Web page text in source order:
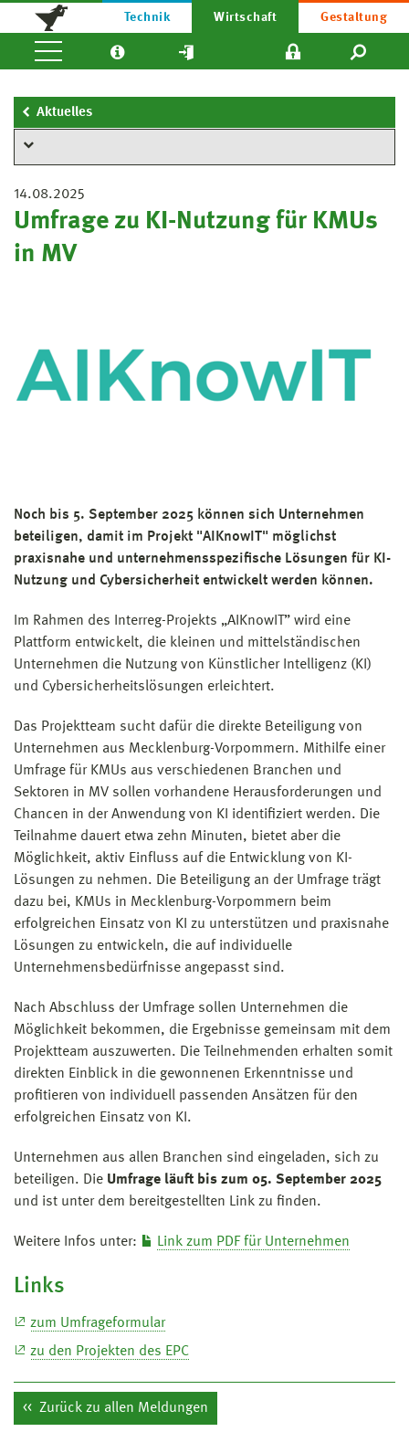
Technik Wirtschaft Gestaltung
Aktuelles
14.08.2025
Umfrage zu KI-Nutzung für KMUs
in MV
Noch bis 5. September 2025 können sich Unternehmen
beteiligen, damit im Projekt "AIKnowIT" möglichst
praxisnahe und unternehmensspezifische Lösungen für KI-
Nutzung und Cybersicherheit entwickelt werden können.
Im Rahmen des Interreg-Projekts „AIKnowIT” wird eine
Plattform entwickelt, die kleinen und mittelständischen
Unternehmen die Nutzung von Künstlicher Intelligenz (KI)
und Cybersicherheitslösungen erleichtert.
Das Projektteam sucht dafür die direkte Beteiligung von
Unternehmen aus Mecklenburg-Vorpommern. Mithilfe einer
Umfrage für KMUs aus verschiedenen Branchen und
Sektoren in MV sollen vorhandene Herausforderungen und
Chancen in der Anwendung von KI identifiziert werden. Die
Teilnahme dauert etwa zehn Minuten, bietet aber die
Möglichkeit, aktiv Einfluss auf die Entwicklung von KI-
Lösungen zu nehmen. Die Beteiligung an der Umfrage trägt
dazu bei, KMUs in Mecklenburg-Vorpommern beim
erfolgreichen Einsatz von KI zu unterstützen und praxisnahe
Lösungen zu entwickeln, die auf individuelle
Unternehmensbedürfnisse angepasst sind.
Nach Abschluss der Umfrage sollen Unternehmen die
Möglichkeit bekommen, die Ergebnisse gemeinsam mit dem
Projektteam auszuwerten. Die Teilnehmenden erhalten somit
direkten Einblick in die gewonnenen Erkenntnisse und
profitieren von individuell passenden Ansätzen für den
erfolgreichen Einsatz von KI.
Unternehmen aus allen Branchen sind eingeladen, sich zu
beteiligen. Die Umfrage läuft bis zum 05. September 2025
und ist unter dem bereitgestellten Link zu finden.
Weitere Infos unter: Link zum PDF für Unternehmen
Links
zum Umfrageformular
zu den Projekten des EPC
Zurück zu allen Meldungen